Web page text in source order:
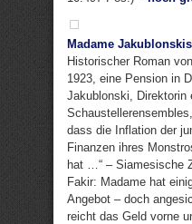
Madame
Historischer Roman
1923, eine Pension in
Jakublonski, Direktorin
dass die Inflation der
Finanzen ihres
hat …“ – Siamesische
Fakir: Madame hat
Angebot – doch
reicht das Geld vorne